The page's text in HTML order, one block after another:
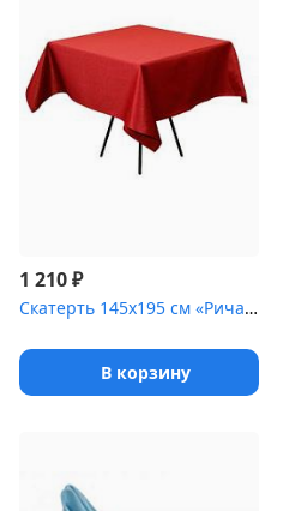
1 210₽
Скатерть 145х195 см «Ричард ажур» бордо
В корзину